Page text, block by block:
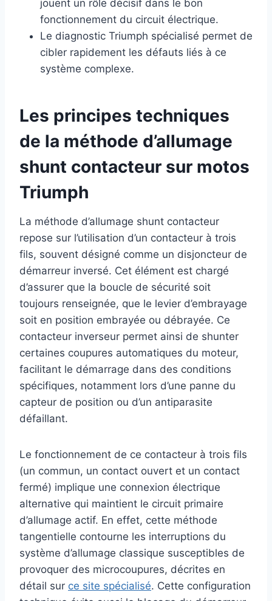
jouent un rôle décisif dans le bon
fonctionnement du circuit électrique.
Le diagnostic Triumph spécialisé permet de
cibler rapidement les défauts liés à ce
système complexe.
Les principes techniques
de la méthode d’allumage
shunt contacteur sur motos
Triumph
La méthode d’allumage shunt contacteur
repose sur l’utilisation d’un contacteur à trois
fils, souvent désigné comme un disjoncteur de
démarreur inversé. Cet élément est chargé
d’assurer que la boucle de sécurité soit
toujours renseignée, que le levier d’embrayage
soit en position embrayée ou débrayée. Ce
contacteur inverseur permet ainsi de shunter
certaines coupures automatiques du moteur,
facilitant le démarrage dans des conditions
spécifiques, notamment lors d’une panne du
capteur de position ou d’un antiparasite
défaillant.
Le fonctionnement de ce contacteur à trois fils
(un commun, un contact ouvert et un contact
fermé) implique une connexion électrique
alternative qui maintient le circuit primaire
d’allumage actif. En effet, cette méthode
tangentielle contourne les interruptions du
système d’allumage classique susceptibles de
provoquer des microcoupures, décrites en
détail sur ce site spécialisé. Cette configuration